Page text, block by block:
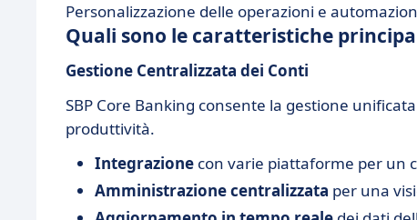
Personalizzazione delle operazioni e
Quali sono le caratteristiche
Gestione Centralizzata dei Conti
SBP Core Banking consente la gestione
produttività.
Integrazione con varie piattaforme per un
Amministrazione centralizzata per una